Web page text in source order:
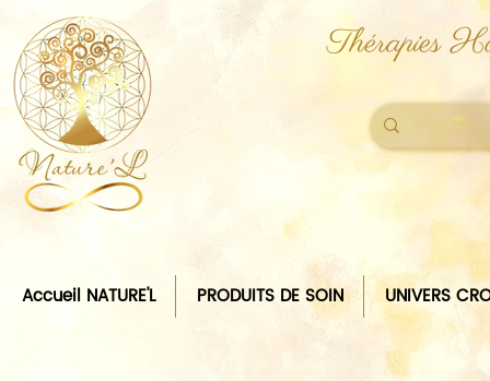
Thérapies
Accueil NATURE'L PRODUITS DE SOIN UNIVERS